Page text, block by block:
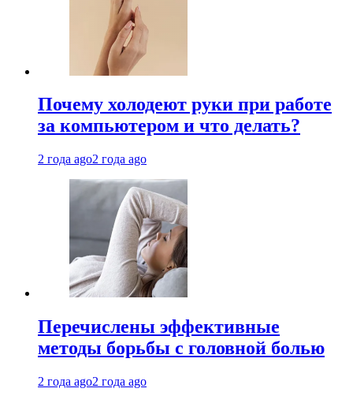
Почему холодеют руки при работе
за компьютером и что делать?
2 года ago2 года ago
Перечислены эффективные
методы борьбы с головной болью
2 года ago2 года ago